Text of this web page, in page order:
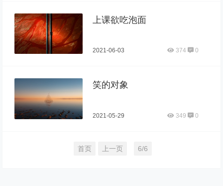
上课欲吃泡面
2021-06-03 374 0
笑的对象
2021-05-29 349 0
首页 上一页 6/6